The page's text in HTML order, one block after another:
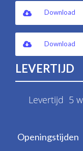
Download
Download
LEVERTIJD
Levertijd 5
Openingstijden